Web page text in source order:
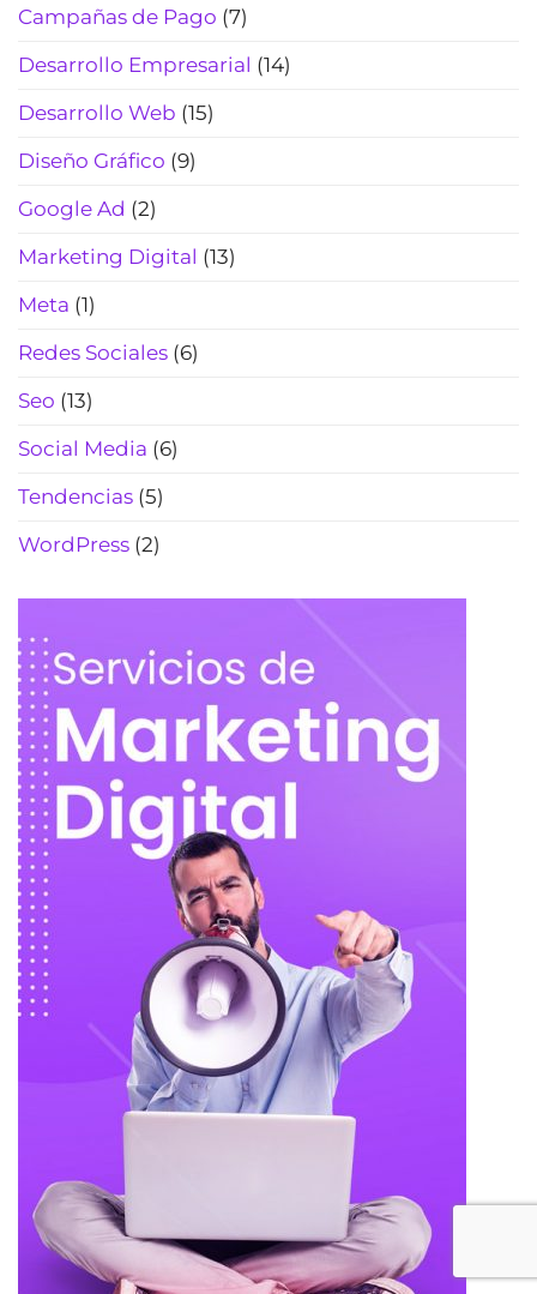
perder
Campañas de Pago (7)
Desarrollo Empresarial (14)
Desarrollo Web (15)
Diseño Gráfico (9)
Google Ad (2)
Marketing Digital (13)
Meta (1)
Redes Sociales (6)
Seo (13)
Social Media (6)
Tendencias (5)
WordPress (2)